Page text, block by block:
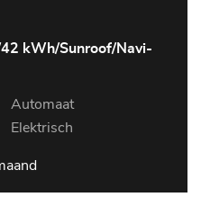
kWh/Sunroof/Navi-
Automaat
Elektrisch